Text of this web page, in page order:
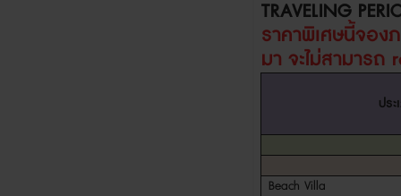
TRAVELING
ราคาพิเศษนี้จอง
มา จะไม่สามารถ
ปร
Beach Villa